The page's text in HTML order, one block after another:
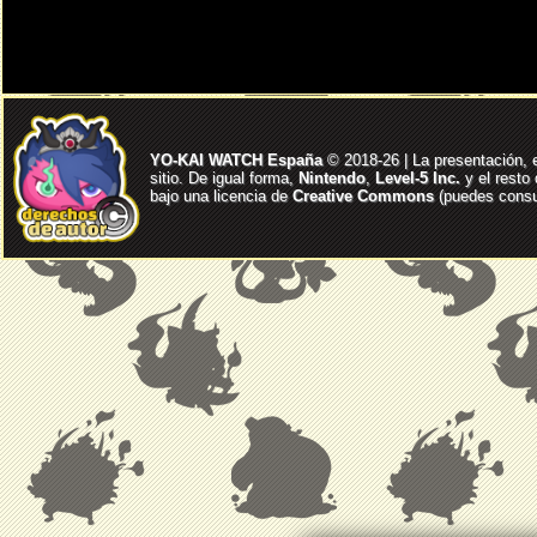
YO-KAI WATCH España© 2018-26 | La presentación,
sitio. De igual forma, Nintendo, Level-5 Inc. y el resto
bajo una licencia deCreative Commons(puedes